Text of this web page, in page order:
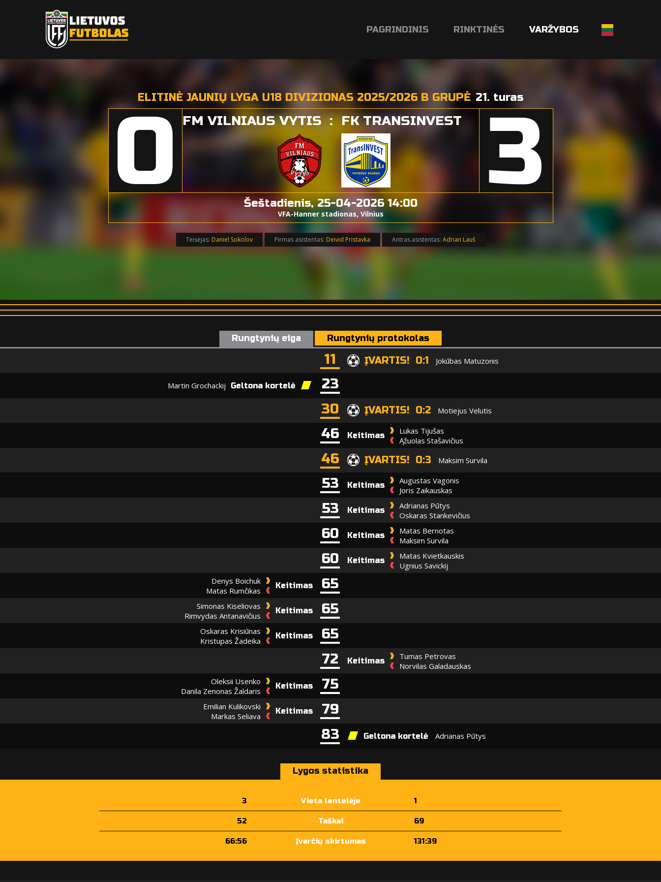
PAGRINDINIS RINKTINĖS VARŽYBOS
ELITINĖ JAUNIŲ LYGA U18 DIVIZIONAS 2025/2026 B GRUPĖ 21. turas
0 FM VILNIAUS VYTIS : FK TRANSINVEST 3
Šeštadienis, 25-04-2026 14:00
VFA-Hanner stadionas, Vilnius
Teisėjas: Daniel Sokolov Pirmas asistentas: Deivid Pristavka Antras asistentas: Adrian Lauš
Rungtynių eiga Rungtynių protokolas
11 ĮVARTIS! 0:1 Jokūbas Matuzonis
Martin Grochackij Geltona kortelė
23
30
ĮVARTIS! 0:2 Motiejus Velutis
46 Keitimas
Lukas Tijušas
Ąžuolas Stašavičius
46 ĮVARTIS! 0:3 Maksim Survila
53 Keitimas
Augustas Vagonis
Joris Zaikauskas
53 Keitimas
Adrianas Pūtys
Oskaras Stankevičius
60 Keitimas
Matas Bernotas
Maksim Survila
60 Keitimas
Matas Kvietkauskis
Ugnius Savickij
Denys Boichuk
Matas Rumčikas
Keitimas 65
Simonas Kiseliovas
Rimvydas Antanavičius
Keitimas 65
Oskaras Krisiūnas
Kristupas Žadeika
Keitimas
65
72
Keitimas
Tumas Petrovas
Norvilas Galadauskas
Oleksii Usenko
Danila Zenonas Žaldaris
Keitimas 75
Emilian Kulikovski
Markas Seliava
Keitimas
79
83
Geltona kortelė Adrianas Pūtys
Lygos statistika
3 Vieta lentelėje 1
52 Taškai 69
66:56 Įvarčių skirtumas 131:39